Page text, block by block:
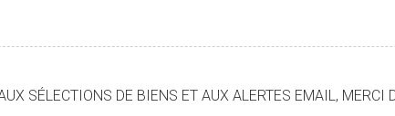
SÉLECTIONS DE BIENS ET AUX ALERTES EMAIL, MERCI